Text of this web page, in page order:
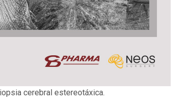
cerebral estereotáxica.